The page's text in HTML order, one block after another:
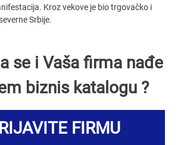
Kroz vekove je bio trgovačko i
Srbije.
se i Vaša firma nađe
biznis katalogu ?
FIRMU